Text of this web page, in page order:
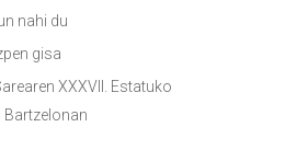
nahi du
gisa
XXXVII. Estatuko
Bartzelonan